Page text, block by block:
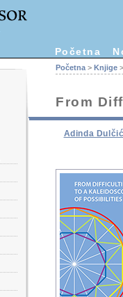
Početna
Početna > Knjige >
From
Adinda Dulčić